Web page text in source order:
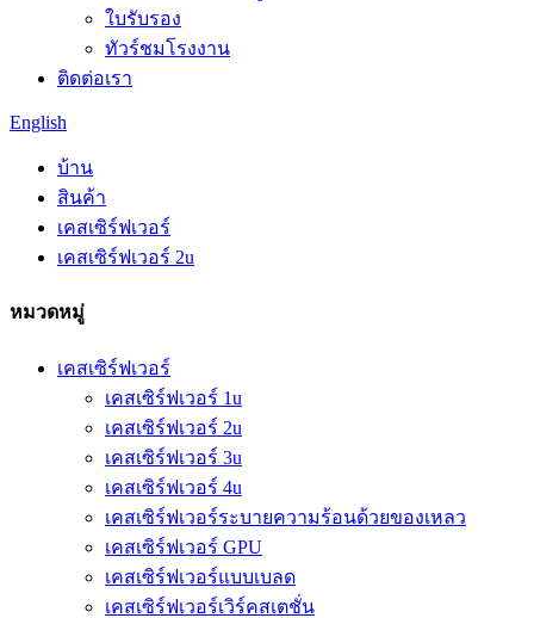
ใบรับรอง
ทัวร์ชมโรงงาน
ติดต่อเรา
English
บ้าน
สินค้า
เคสเซิร์ฟเวอร์
เคสเซิร์ฟเวอร์ 2u
หมวดหมู่
เคสเซิร์ฟเวอร์
เคสเซิร์ฟเวอร์ 1u
เคสเซิร์ฟเวอร์ 2u
เคสเซิร์ฟเวอร์ 3u
เคสเซิร์ฟเวอร์ 4u
เคสเซิร์ฟเวอร์ระบายความร้อนด้วยของเหลว
เคสเซิร์ฟเวอร์ GPU
เคสเซิร์ฟเวอร์แบบเบลด
เคสเซิร์ฟเวอร์เวิร์คสเตชั่น